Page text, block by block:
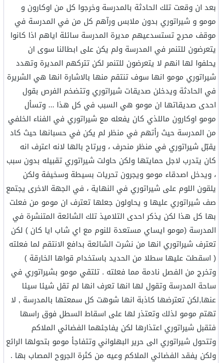
k
بعد ان وقعت تلك الحادثة بالمدرسة وخرجوا كل من اوكارون و
مومو و شيراتوري بدون ملابس ورآهم كل من في المدرسة في
موقف محرج تستسدعيهم مديرة المدرسة سائلة اياهم اذا كانوا
يتعرضون للتنمر في المدرسة ولم يكن على ابطالنا سوى ان
يحلفوا لها انهم لا يتعرضون للتنمر لكن تتركهم المديرة وتهدد
شيراتوري مومو انها سوف تنتقم منها بالاشارة انها هي الشريرة
في الحادثة ويدخلن صديقات شيراتوري وتتضخم الفرص بقول
احدى صديقاتها ان مومو هي السبب في كل هذا ... وتسأل
مومو اوكارون ماللذي كان يفعله مع شيراتوري في الفناء الخلفي
من المدرسة حيث رأتهم في منظر لم يكن في حسبانها حيث كاد
يقبّل شيراتوري في منظر منحرف ، ويرتاح بالها لانه اعترف انه
كان يتدرب لاجل حمايتها ولكن حاولت شيراتوري تقبيله بدون سبب
، ويدخل اصدقاء مومو ويجرون تحريات بسيطة وسخيفة ولكن
يلقون اللوم على شيراتوري في النهاية ، في الجهة الاخرى يجتمع
صف شيراتوري عليها و يحاولون جعلها تعترف ان مومو من فعلت
بها كل هذا لكن يذكر احدى التلاميذ تلك الشائعة المتنشرة في
المدرسة (مومو ايساي مستعدة للنوم مع اي شاب ايا كان ) لكن
تعترف شيراتوري انها من نشرت الشائعة بدافع الانتقم لما فعلته
( اسقطت عليها سطلا من الحديد باستخدام قواها الخارقة )
وتخرج من الفصل نادمة مما فعلته . تلتقي مومو بشيراتوري في
ساحة المدرسة وتقول لها انها تعرف انها لم تقل شيئا سيئا
عنها,لكن تعترضها كاذبة انها شوهت كل سمعتها بالمدرسة , لا
تهتم مومو لذلك وتعتذر لها على اسقاط السطل فوق راسها
فتقبل شيراتوري اعتذارها لكن يفاجئهما الفضائي الملاكم
وتتحول شيراتوري الى حرير البهلواني وتتفاجأ مومو بتحولها الرائع
ولكن يفقد الفضائي الملاكم وعيه من كثرة الجروح المصاب بها .